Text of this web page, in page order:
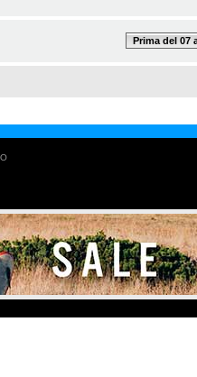
Prima del 07